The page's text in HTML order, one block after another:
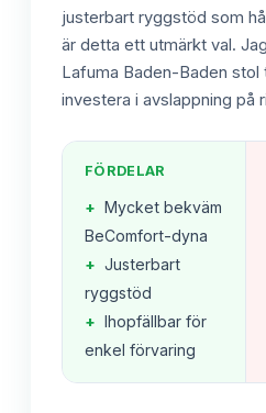
justerbart ryggstöd som
är detta ett utmärkt val.
Lafuma Baden-Baden stol
investera i avslappning på
FÖRDELAR
+ Mycket bekväm
BeComfort-dyna
+ Justerbart
ryggstöd
+ Ihopfällbar för
enkel förvaring